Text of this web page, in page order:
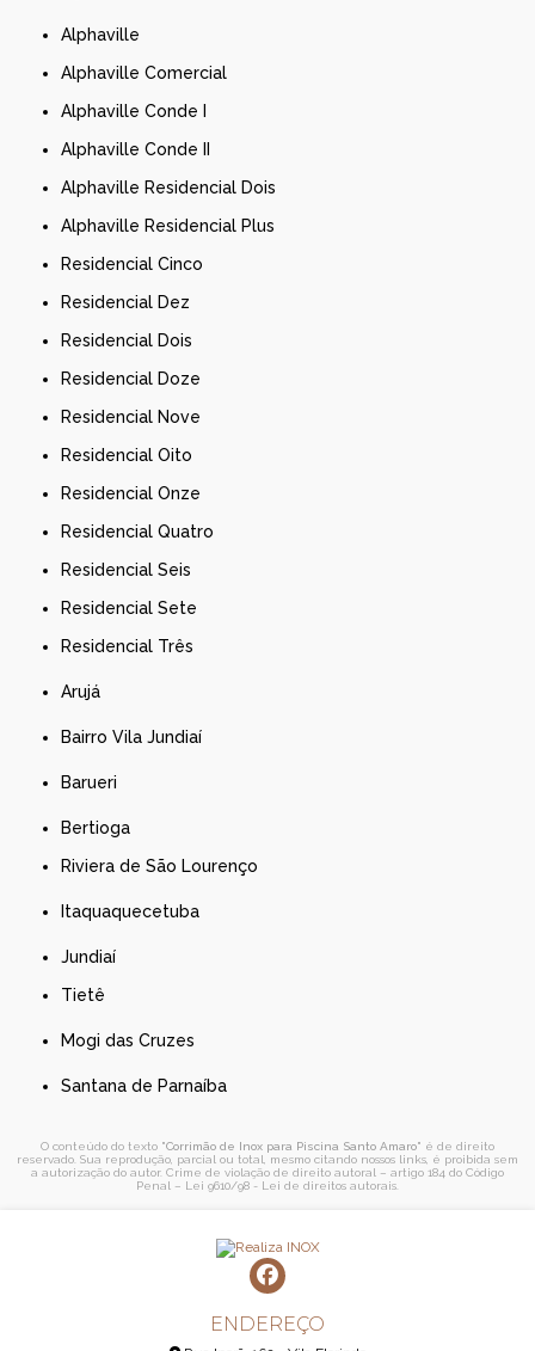
Alphaville
Alphaville Comercial
Alphaville Conde I
Alphaville Conde II
Alphaville Residencial Dois
Alphaville Residencial Plus
Residencial Cinco
Residencial Dez
Residencial Dois
Residencial Doze
Residencial Nove
Residencial Oito
Residencial Onze
Residencial Quatro
Residencial Seis
Residencial Sete
Residencial Três
Arujá
Bairro Vila Jundiaí
Barueri
Bertioga
Riviera de São Lourenço
Itaquaquecetuba
Jundiaí
Tietê
Mogi das Cruzes
Santana de Parnaíba
O conteúdo do texto "Corrimão de Inox para Piscina Santo Amaro" é de direito
reservado. Sua reprodução, parcial ou total, mesmo citando nossos links, é proibida sem
a autorização do autor. Crime de violação de direito autoral – artigo 184 do Código
Penal – Lei 9610/98 - Lei de direitos autorais
ENDEREÇO